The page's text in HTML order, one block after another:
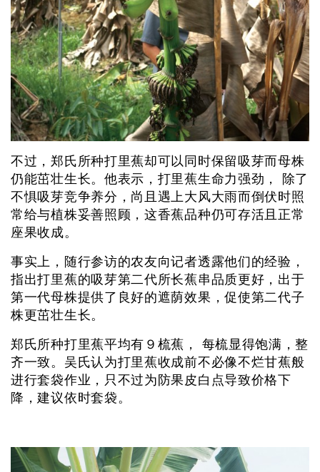
不过，郑氏所种打里蕉却可以同时保留吸芽而母株
仍能茁壮生长。他表示，打里蕉生命力强劲， 除了
不惧吸芽竞争养分，尚且遇上大风大雨而倒伏时照
常给与植株妥善照顾，这香蕉品种仍可存活且正常
座果收成。
事实上，随行参访的农友向记者透露他们的经验，
指出打里蕉的吸芽第二代所长蕉串品质更好，出于
第一代母株提供了良好的遮荫效果，促使第二代子
株更茁壮生长。
郑氏所种打里蕉平均有９梳蕉， 每梳显得饱满，整
齐一致。吴氏认为打里蕉收成前不必像不烂甘蕉般
进行套袋作业，只不过为防果皮白点导致价格下
降，建议依时套袋。